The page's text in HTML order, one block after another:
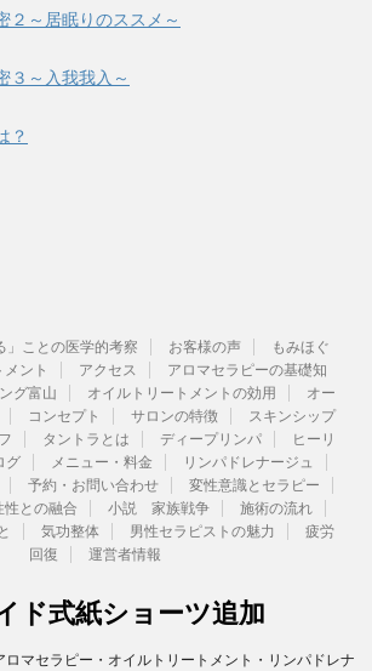
２～居眠りのススメ～
３～入我我入～
？
」ことの医学的考察 お客様の声
もみほぐ
ント
アクセス
アロマセラピーの基礎知
グ富山 オイルトリートメントの効用
オー
コンセプト サロンの特徴
スキンシップ
タントラとは ディープリンパ
ヒーリ
グ メニュー・料金
リンパドレナージュ
予約・お問い合わせ
変性意識とセラピー
性との融合
小説 家族戦争
施術の流れ
気功整体 男性セラピストの魅力
疲労
回復
運営者情報
ド式紙ショーツ追加
マセラピー・オイルトリートメント・リンパドレナ